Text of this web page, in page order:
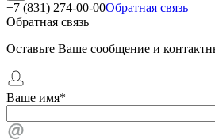
+7 (831) 274-00-00Обратная связь
Обратная связь
Оставьте Ваше сообщение и
Ваше имя*